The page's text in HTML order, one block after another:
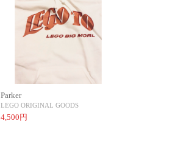
Parker
LEGO ORIGINAL GOODS
4,500円